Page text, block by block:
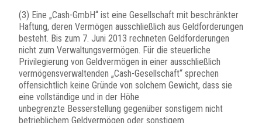
(3) Eine „Cash-GmbH“ ist eine Gesellschaft mit beschränkter
Haftung, deren Vermögen ausschließlich aus Geldforderungen
besteht. Bis zum 7. Juni 2013 rechneten Geldforderungen
nicht zum Verwaltungsvermögen. Für die steuerliche
Privilegierung von Geldvermögen in einer ausschließlich
vermögensverwaltenden „Cash-Gesellschaft“ sprechen
offensichtlich keine Gründe von solchem Gewicht, dass sie
eine vollständige und in der Höhe
unbegrenzte Besserstellung gegenüber sonstigem nicht
betrieblichem Geldvermögen oder sonstigem